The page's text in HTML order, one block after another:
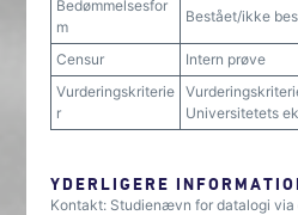
Bedømmelsesfor
m
Bestået/ikke
Censur
Intern prøve
Vurderingskriterie
r
Universitetets
YDERLIGERE
Kontakt: Studienævn for datalogi via